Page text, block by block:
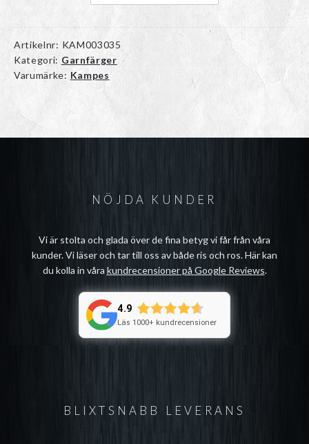
Artikelnr: KAM003035
Kategori: Garnfärger
Varumärke: Kampes
BLIXTSNABB LEVERANS
NÖJDA KUNDER
Vi är stolta och glada över de fina betyg vi får från våra
kunder. Vi läser och tar till oss av både ris och ros. Här kan
du kolla in våra kundrecensioner på Google Reviews.
4.9
Läs 1000+ kundrecensioner